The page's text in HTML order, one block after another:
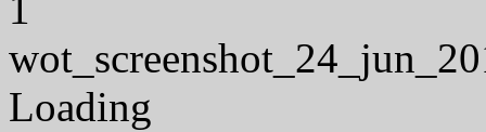
Loading